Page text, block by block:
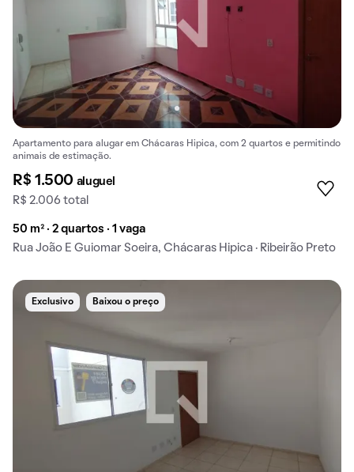
Apartamento para alugar em Chácaras Hipica, com 2 quartos e permitindo
animais de estimação.
R$ 1.500 aluguel
R$ 2.006 total
50 m² · 2 quartos · 1 vaga
Rua João E Guiomar Soeira, Chácaras Hipica · Ribeirão Preto
Exclusivo Baixou o preço